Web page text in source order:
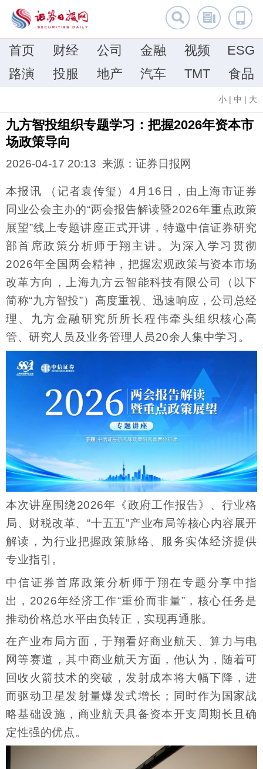
首页 财经 公司 金融 视频
ESG
路演
投服 地产 汽车 TMT 食品
小 | 中 | 大
九方智投组织专题学习：把握2026年资本市
场政策导向
2026-04-17 20:13 来源：证券日报网
本报讯 （记者袁传玺）4月16日，由上海市证券
同业公会主办的“两会报告解读暨2026年重点政策
展望”线上专题讲座正式开讲，特邀中信证券研究
部首席政策分析师于翔主讲。为深入学习贯彻
2026年全国两会精神，把握宏观政策与资本市场
改革方向，上海九方云智能科技有限公司（以下
简称“九方智投”）高度重视、迅速响应，公司总经
理、九方金融研究所所长程伟牵头组织核心高
管、研究人员及业务管理人员20余人集中学习。
本次讲座围绕2026年《政府工作报告》、行业格
局、财税改革、“十五五”产业布局等核心内容展开
解读，为行业把握政策脉络、服务实体经济提供
专业指引。
中信证券首席政策分析师于翔在专题分享中指
出，2026年经济工作“重价而非量”，核心任务是
推动价格总水平由负转正，实现再通胀。
在产业布局方面，于翔看好商业航天、算力与电
网等赛道，其中商业航天方面，他认为，随着可
回收火箭技术的突破，发射成本将大幅下降，进
而驱动卫星发射量爆发式增长；同时作为国家战
略基础设施，商业航天具备资本开支周期长且确
定性强的优点。